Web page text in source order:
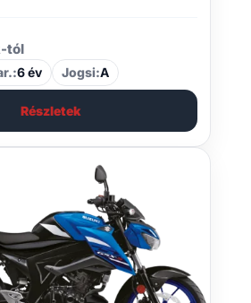
-tól
6 év Jogsi:A
Részletek